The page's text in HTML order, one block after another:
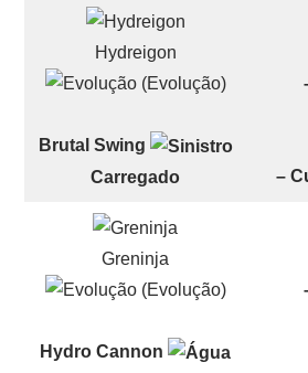
Hydreigon
(Evolução)
Brutal Swing
Carregado
–
Greninja
(Evolução)
Hydro Cannon